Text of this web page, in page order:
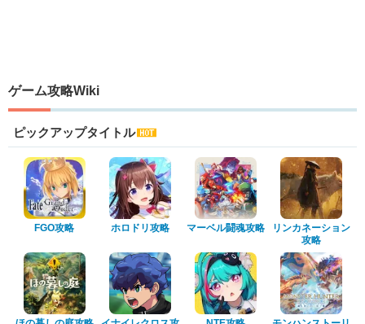
ゲーム攻略Wiki
ピックアップタイトル
FGO攻略 ホロドリ攻略 マーベル闘魂攻略
リンカネーション
攻略